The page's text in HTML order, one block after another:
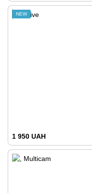
NEW
1 950 UAH